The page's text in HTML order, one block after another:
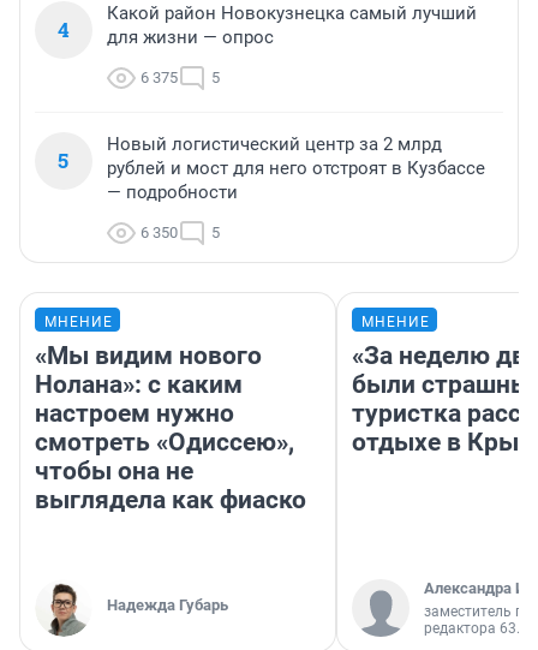
4
Какой район Новокузнецка самый лучший
для жизни — опрос
6 375 5
5
Новый логистический центр за 2 млрд
рублей и мост для него отстроят в Кузбассе
— подробности
6 350 5
МНЕНИЕ
«Мы видим нового
Нолана»: с каким
настроем нужно
смотреть «Одиссею»,
чтобы она не
выглядела как фиаско
Надежда Губарь
МНЕНИЕ
«За неделю
были
туристка
отдыхе в
Александра
заместитель
редактора 63.RU